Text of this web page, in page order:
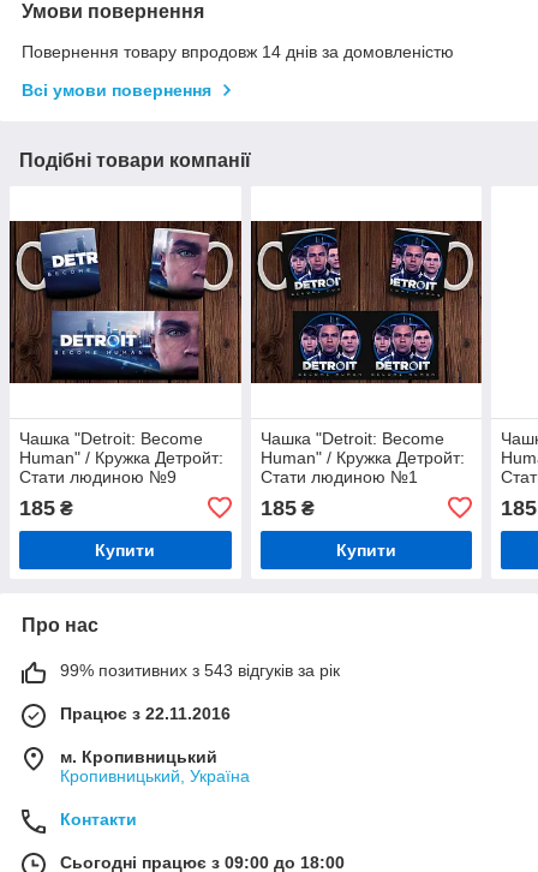
Умови повернення
Повернення товару впродовж 14 днів за домовленістю
Всі умови повернення
Подібні товари компанії
Чашка "Detroit: Become
Human" / Кружка Детройт:
Стати людиною №9
185 ₴
Купити
Чашка "Detroit: Become
Human" / Кружка Детройт:
Стати людиною №1
185₴
Купити
185
Про нас
99% позитивних з 543 відгуків за рік
Працює з 22.11.2016
м. Кропивницький
Кропивницький, Україна
Контакти
Сьогодні працює з 09:00 до 18:00